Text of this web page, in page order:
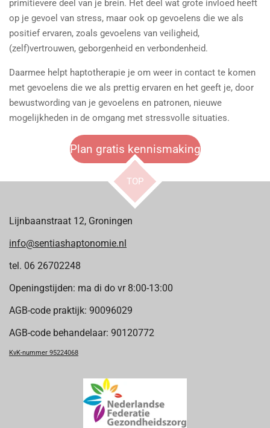
primitievere deel van je brein. Het deel wat grote invloed heeft
op je gevoel van stress, maar ook op gevoelens die we als
positief ervaren, zoals gevoelens van veiligheid,
(zelf)vertrouwen, geborgenheid en verbondenheid.
Daarmee helpt haptotherapie je om weer in contact te komen
met gevoelens die we als prettig ervaren en het geeft je, door
bewustwording van je gevoelens en patronen, nieuwe
mogelijkheden in de omgang met stressvolle situaties.
Plan gratis kennismaking
TOP
Lijnbaanstraat 12, Groningen
info@sentiashaptonomie.nl
tel. 06 26702248
Openingstijden: ma di do vr 8:00-13:00
AGB-code praktijk: 90096029
AGB-code behandelaar: 90120772
KvK-nummer 95224068